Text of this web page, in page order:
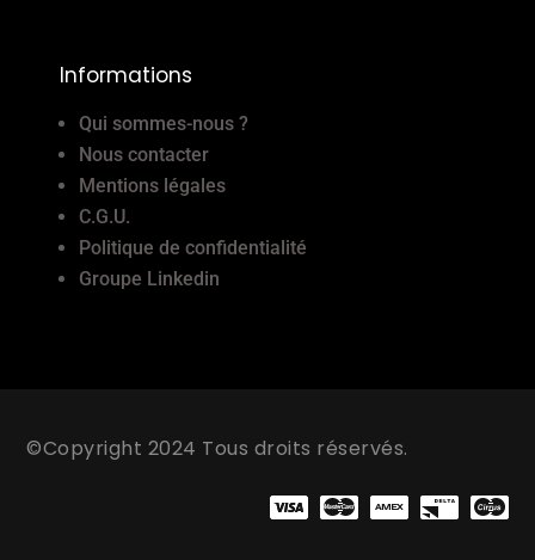
Informations
Qui sommes-nous ?
Nous contacter
Mentions légales
C.G.U.
Politique de confidentialité
Groupe Linkedin
©Copyright 2024 Tous droits réservés.